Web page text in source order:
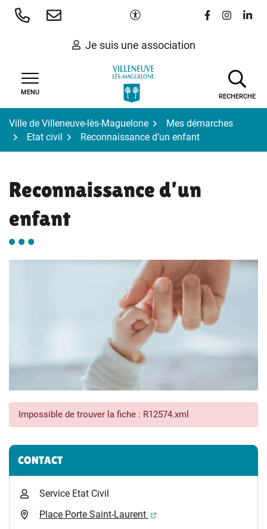
Aller
Paramètres d'accessibilité
Lien vers le
Lien vers
Lien
Je suis une association
MENU
RECHERCHE
Ville de Villeneuve-lès-Maguelone
Mes démarches
Etat civil
Reconnaissance d’un enfant
Reconnaissance d’un
enfant
Impossible de trouver la fiche : R12574.xml
Informations complémentaires
CONTACT
Service Etat Civil
Place Porte Saint-Laurent
(ouverture dans un